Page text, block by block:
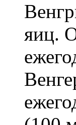
яиц.